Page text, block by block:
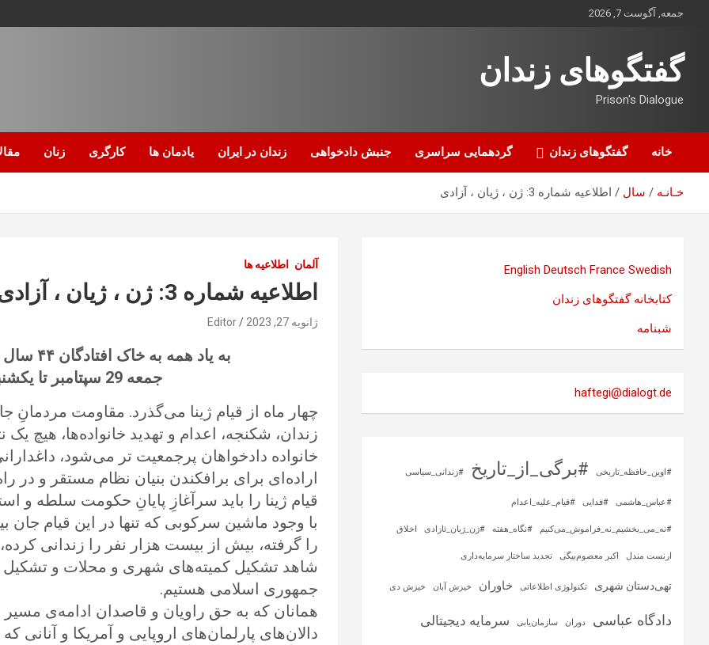
جمعه, آگوست 7, 2026
گفتگوهای زندان
Prison's Dialogue
خانه گفتگوهای زندان گردهمایی سراسری جنبش دادخواهی زندان در ایران یادمان ها کارگری زنان
خـانـه سال اطلاعیه شماره 3: ژن ، ژیان ، آزادی
آلمان اطلاعیه ها
اطلاعیه شماره 3: ژن ، ژیان ، آزادی
ژانویه 27, 2023 Editor
به یاد همه به خاک افتادگان ۴۴ سال مقاومت در برابر جمهوری اسلامی
جمعه 29 سپتامبر تا یکشنبه اول اکتبر 2023 برلین
چهار ماه از قیام ژینا می‌گذرد. مقاومت
زندان، شکنجه، اعدام و تهدید خانواده‌ها، هیچ
خانواده دادخواهان پر‌جمعیت‌ تر می‌شود،
اراده‌ای برای برافکندن بنیان نظام مستقر و در
قیام ژینا را باید سرآغازِ پایانِ حکومت سلطه و
را گرفته، بیش از بیست هزار نفر را زندانی
شاهد تشکیل کمیته‌های شهری و محلات و تشکیل
جمهوری اسلامی هستیم.
همانان که به حق راویان و قاصدان ادامه‌ی
دالان‌های پارلمان‌های اروپایی و آمریکا و آنانی
English Deutsch France Swedish
کتابخانه گفتگوهای زندان
شبنامه
haftegi@dialogt.de
#اوین_حافظه_تاریخی #برگی_از_تاریخ #زندانی_سیاسی
#عباس_هاشمی #فدایی #قیام_علیه_اعدام
#نه_می_بخشیم_نه_فراموش_می‌کنیم #نگاه_هفته #ژن_ژیان_ئازادی اخلاق
ارنست مندل اکبر معصوم‌بیگی تجدید ساختار سرمایه‌داری
تهی‌دستان شهری تکنولوژی اطلاعاتی خاوران خیزش آبان خیزش دی
دادگاه عباسی دوران سازمان‌یابی سرمایه‌ دیجیتالی